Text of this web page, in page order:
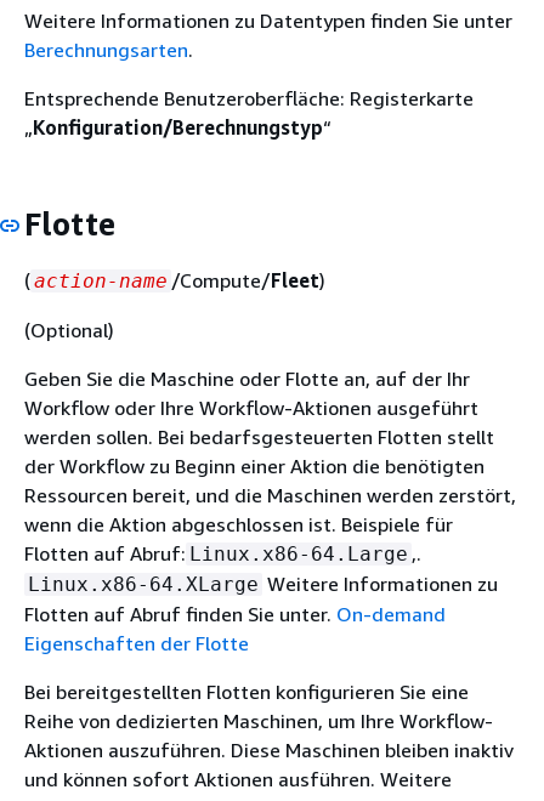
Weitere Informationen zu Datentypen finden Sie unter
Berechnungsarten.
Entsprechende Benutzeroberfläche: Registerkarte
„Konfiguration/Berechnungstyp“
Flotte
(action-name /Compute/Fleet)
(Optional)
Geben Sie die Maschine oder Flotte an, auf der Ihr
Workflow oder Ihre Workflow-Aktionen ausgeführt
werden sollen. Bei bedarfsgesteuerten Flotten stellt
der Workflow zu Beginn einer Aktion die benötigten
Ressourcen bereit, und die Maschinen werden zerstört,
wenn die Aktion abgeschlossen ist. Beispiele für
Flotten auf Abruf: Linux.x86-64.Large ,.
Linux.x86-64.XLarge Weitere Informationen zu
Flotten auf Abruf finden Sie unter. On-demand
Eigenschaften der Flotte
Bei bereitgestellten Flotten konfigurieren Sie eine
Reihe von dedizierten Maschinen, um Ihre Workflow-
Aktionen auszuführen. Diese Maschinen bleiben inaktiv
und können sofort Aktionen ausführen. Weitere